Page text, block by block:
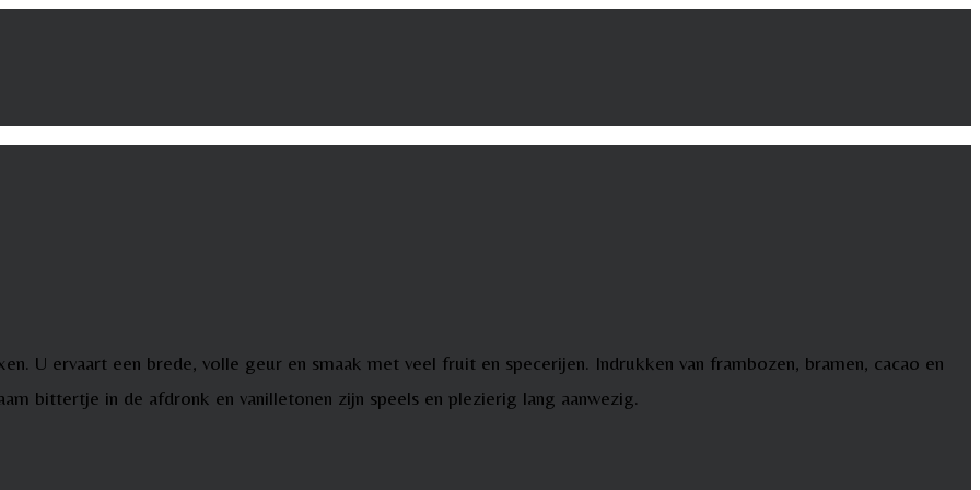
U ervaart een brede, volle geur en smaak met veel fruit en specerijen. Indrukken van frambozen, bramen, cacao en
bittertje in de afdronk en vanilletonen zijn speels en plezierig lang aanwezig.